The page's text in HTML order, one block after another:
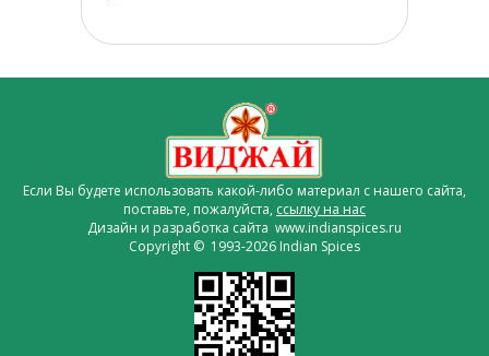
Если Вы будете использовать какой-либо материал с нашего сайта,
поставьте, пожалуйста, ссылку на нас
Дизайн и разработка сайта www.indianspices.ru
Copyright © 1993-2026 Indian Spices